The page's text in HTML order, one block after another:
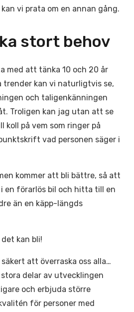
vi prata om en annan gång.
stort behov
med att tänka 10 och 20 år
trender kan vi naturligtvis se,
och taligenkänningen
Troligen kan jag utan att se
koll på vem som ringer på
vad personen säger i
kommer att bli bättre, så att
en förarlös bil och hitta till en
än en käpp-längds
kan bli!
att överraska oss alla…
delar av utvecklingen
och erbjuda större
för personer med